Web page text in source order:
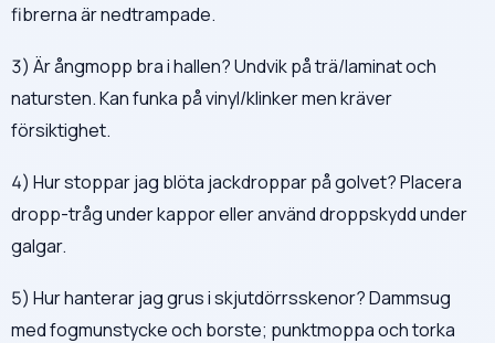
fibrerna är nedtrampade.
3) Är ångmopp bra i hallen? Undvik på trä/laminat och
natursten. Kan funka på vinyl/klinker men kräver
försiktighet.
4) Hur stoppar jag blöta jackdroppar på golvet? Placera
dropp-tråg under kappor eller använd droppskydd under
galgar.
5) Hur hanterar jag grus i skjutdörrsskenor? Dammsug
med fogmunstycke och borste; punktmoppa och torka